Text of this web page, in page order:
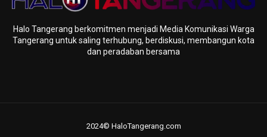
Halo Tangerang berkomitmen menjadi Media Komunikasi Warga
Tangerang untuk saling terhubung, berdiskusi, membangun kota
dan peradaban bersama
2024© HaloTangerang.com